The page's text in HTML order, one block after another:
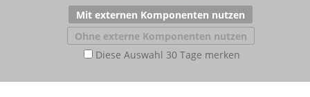
Mit externen Komponenten nutzen
Ohne externe Komponenten nutzen
Diese Auswahl 30 Tage merken